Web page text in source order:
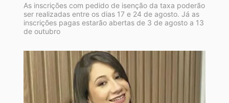
As inscrições com pedido de isenção da taxa poderão
ser realizadas entre os dias 17 e 24 de agosto. Já as
inscrições pagas estarão abertas de 3 de agosto a 13
de outubro